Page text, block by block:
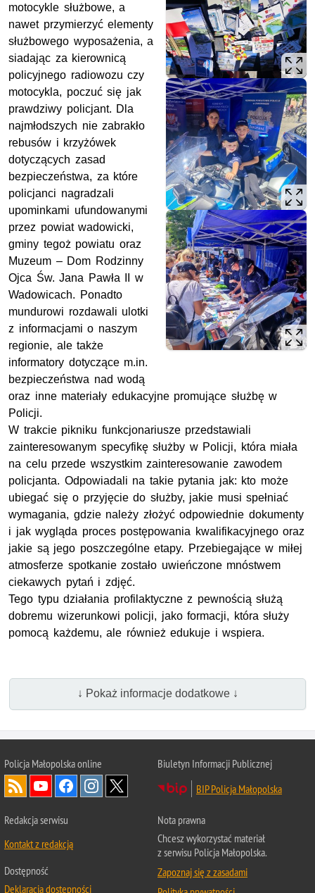
motocykle służbowe, a
nawet przymierzyć elementy
służbowego wyposażenia, a
siadając za kierownicą
policyjnego radiowozu czy
motocykla, poczuć się jak
prawdziwy policjant. Dla
najmłodszych nie zabrakło
rebusów i krzyżówek
dotyczących zasad
bezpieczeństwa, za które
policjanci nagradzali
upominkami ufundowanymi
przez powiat wadowicki,
gminy tegoż powiatu oraz
Muzeum – Dom Rodzinny
Ojca Św. Jana Pawła II w
Wadowicach. Ponadto
mundurowi rozdawali ulotki
z informacjami o naszym
regionie, ale także
informatory dotyczące m.in.
bezpieczeństwa nad wodą
oraz inne materiały edukacyjne promujące służbę w
Policji.
W trakcie pikniku funkcjonariusze przedstawiali
zainteresowanym specyfikę służby w Policji, która miała
na celu przede wszystkim zainteresowanie zawodem
policjanta. Odpowiadali na takie pytania jak: kto może
ubiegać się o przyjęcie do służby, jakie musi spełniać
wymagania, gdzie należy złożyć odpowiednie dokumenty
i jak wygląda proces postępowania kwalifikacyjnego oraz
jakie są jego poszczególne etapy. Przebiegające w miłej
atmosferze spotkanie zostało uwieńczone mnóstwem
ciekawych pytań i zdjęć.
Tego typu działania profilaktyczne z pewnością służą
dobremu wizerunkowi policji, jako formacji, która służy
pomocą każdemu, ale również edukuje i wspiera.
↓ Pokaż informacje dodatkowe ↓
Policja Małopolska online
Biuletyn Informacji Publicznej
BIP Policja Małopolska
Redakcja serwisu
Kontakt z redakcją
Dostępność
Deklaracja dostępności
Nota prawna
Chcesz wykorzystać materiał
z serwisu Policja Małopolska.
Zapoznaj się z zasadami